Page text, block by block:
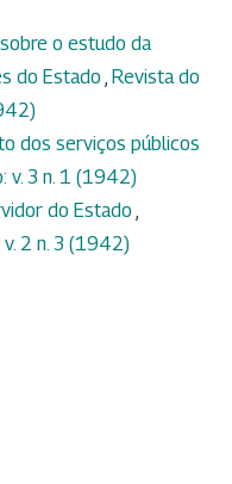
o estudo da
do Estado , Revista do
dos serviços públicos
v. 3 n. 1 (1942)
do Estado ,
2 n. 3 (1942)